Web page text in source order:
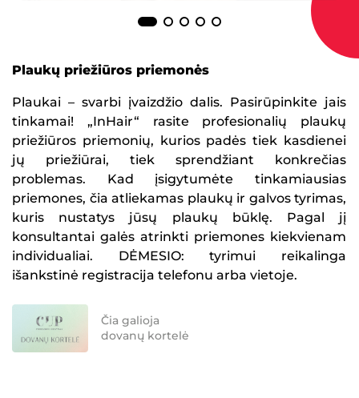
Plaukų priežiūros priemonės
Plaukai – svarbi įvaizdžio dalis. Pasirūpinkite jais
tinkamai! „InHair“ rasite profesionalių plaukų
priežiūros priemonių, kurios padės tiek kasdienei
jų priežiūrai, tiek sprendžiant konkrečias
problemas. Kad įsigytumėte tinkamiausias
priemones, čia atliekamas plaukų ir galvos tyrimas,
kuris nustatys jūsų plaukų būklę. Pagal jį
konsultantai galės atrinkti priemones kiekvienam
individualiai. DĖMESIO: tyrimui reikalinga
išankstinė registracija telefonu arba vietoje.
Čia galioja
dovanų kortelė